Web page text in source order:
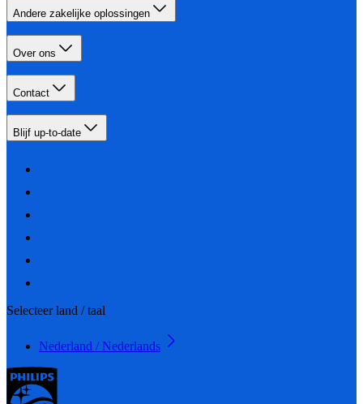
Andere zakelijke oplossingen
Over ons
Contact
Blijf up-to-date
Selecteer land / taal
Nederland / Nederlands